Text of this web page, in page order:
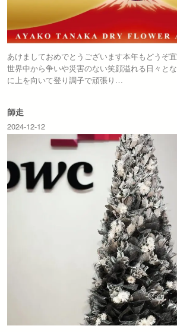
あけましておめでとうございます本年もどうぞ
世界中から争いや災害のない笑顔溢れる日々と
に上を向いて登り調子で頑張り…
師走
2024-12-12